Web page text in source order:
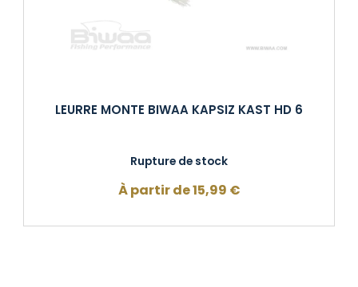
LEURRE MONTE BIWAA KAPSIZ KAST HD 6
Rupture de stock
À partir de15,99 €